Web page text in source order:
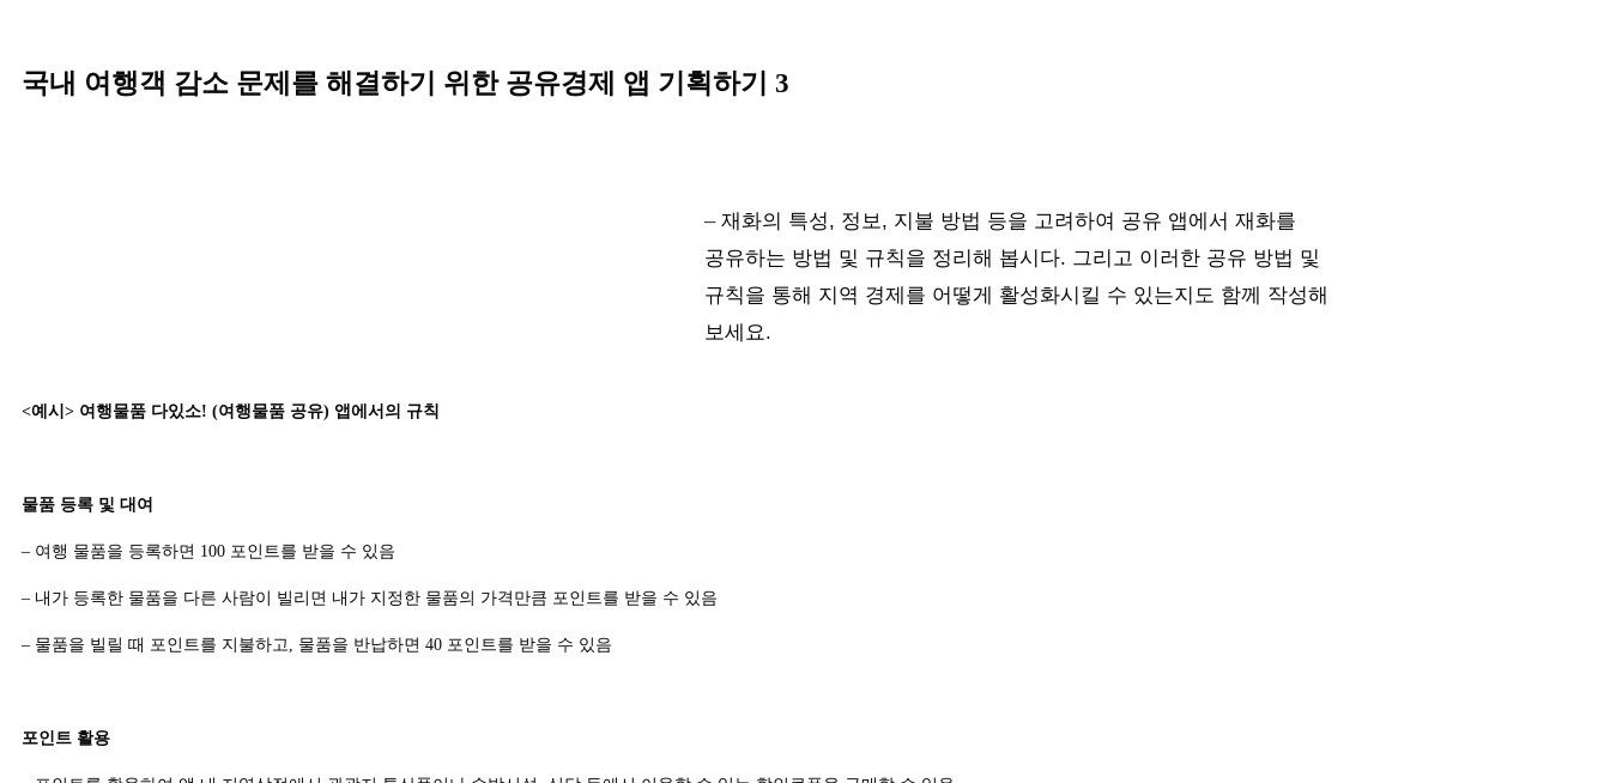
국내 여행객 감소 문제를 해결하기 위한 공유경제 앱 기획하기 3
– 재화의 특성, 정보, 지불 방법 등을 고려하여 공유 앱에서 재화를
공유하는 방법 및 규칙을 정리해 봅시다. 그리고 이러한 공유 방법 및
규칙을 통해 지역 경제를 어떻게 활성화시킬 수 있는지도 함께 작성해
보세요.
<예시> 여행물품 다있소! (여행물품 공유) 앱에서의 규칙
물품 등록 및 대여
– 여행 물품을 등록하면 100 포인트를 받을 수 있음
– 내가 등록한 물품을 다른 사람이 빌리면 내가 지정한 물품의 가격만큼 포인트를 받을 수 있음
– 물품을 빌릴 때 포인트를 지불하고, 물품을 반납하면 40 포인트를 받을 수 있음
포인트 활용